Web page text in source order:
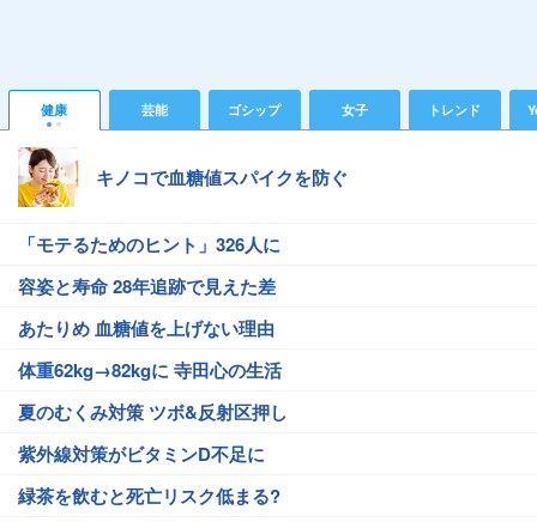
健康 芸能 ゴシップ 女子 トレンド
キノコで血糖値スパイクを防ぐ
「モテるためのヒント」326人に
容姿と寿命 28年追跡で見えた差
あたりめ 血糖値を上げない理由
体重62kg→82kgに 寺田心の生活
夏のむくみ対策 ツボ&反射区押し
紫外線対策がビタミンD不足に
緑茶を飲むと死亡リスク低まる?